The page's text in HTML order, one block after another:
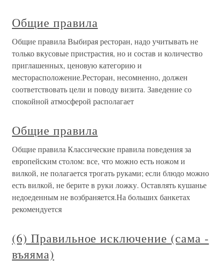
Общие правила
Общие правила Выбирая ресторан, надо учитывать не
только вкусовые пристрастия, но и состав и количество
приглашенных, ценовую категорию и
месторасположение.Ресторан, несомненно, должен
соответствовать цели и поводу визита. Заведение со
спокойной атмосферой располагает
Общие правила
Общие правила Классические правила поведения за
европейским столом: все, что можно есть ножом и
вилкой, не полагается трогать руками; если блюдо можно
есть вилкой, не берите в руки ложку. Оставлять кушанье
недоеденным не возбраняется.На больших банкетах
рекомендуется
(6) Правильное исключение (сама -
въяяма)